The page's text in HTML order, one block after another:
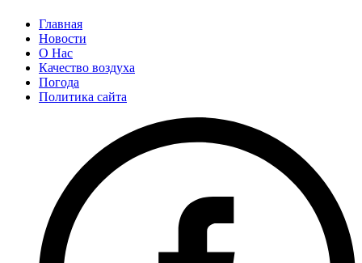
Главная
Новости
О Нас
Качество воздуха
Погода
Политика сайта